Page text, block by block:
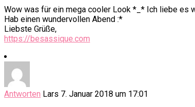
Wow was für ein mega cooler Look *_* Ich liebe es
Hab einen wundervollen Abend :*
Liebste Grüße,
https://besassique.com
Antworten Lars 7. Januar 2018 um 17:01